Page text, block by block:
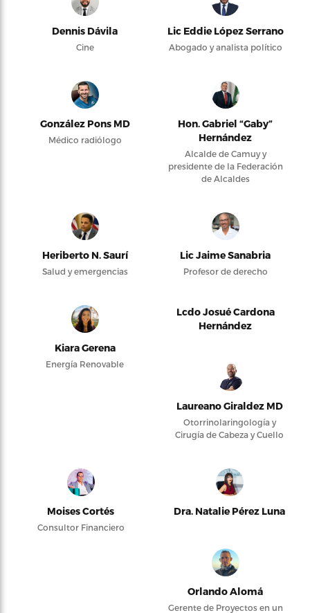
Dennis Dávila
Cine
Lic Eddie López Serrano
Abogado y analista político
González Pons MD
Médico radiólogo
Hon. Gabriel “Gaby”
Hernández
Alcalde de Camuy y
presidente de la Federación
de Alcaldes
Heriberto N. Saurí
Salud y emergencias
Lic Jaime Sanabria
Profesor de derecho
Kiara Gerena
Energía Renovable
Lcdo Josué Cardona
Hernández
Laureano Giraldez MD
Otorrinolaringología y
Cirugía de Cabeza y Cuello
Moises Cortés
Consultor Financiero
Dra. Natalie Pérez Luna
Orlando Alomá
Gerente de Proyectos en un